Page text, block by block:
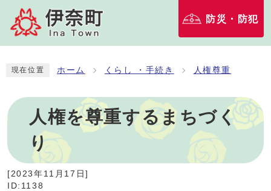
防災・防犯
現在位置 ホーム くらし ・手続き 人権尊重
人権を尊重するまちづく
り
[2023年11月17日]
ID:1138